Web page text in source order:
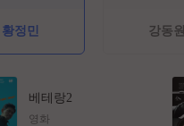
황정민 강동원
베테랑2
영화